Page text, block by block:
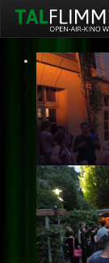
Home
Programm
Service
Ticketinfos
Ort
Anreise
Wetter
Kinogutschein